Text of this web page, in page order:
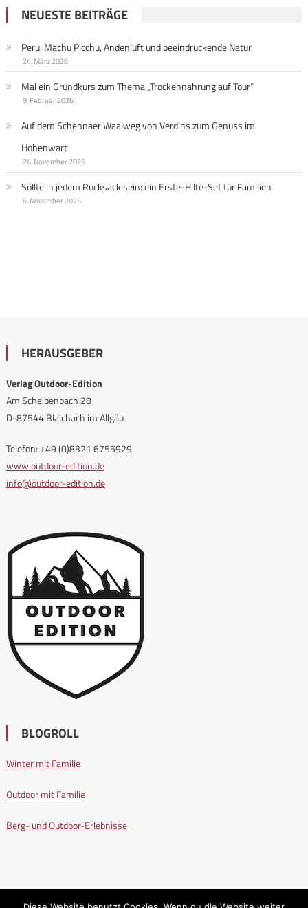
NEUESTE BEITRÄGE
Peru: Machu Picchu, Andenluft und beeindruckende Natur
24. März 2026
Mal ein Grundkurs zum Thema „Trockennahrung auf Tour“
9. Februar 2026
Auf dem Schennaer Waalweg von Verdins zum Genuss im
Hohenwart
24. November 2025
Sollte in jedem Rucksack sein: ein Erste-Hilfe-Set für Familien
6. November 2025
HERAUSGEBER
Verlag Outdoor-Edition
Am Scheibenbach 28
D-87544 Blaichach im Allgäu
Telefon: +49 (0)8321 6755929
www.outdoor-edition.de
info@outdoor-edition.de
BLOGROLL
Winter mit Familie
Outdoor mit Familie
Berg- und Outdoor-Erlebnisse